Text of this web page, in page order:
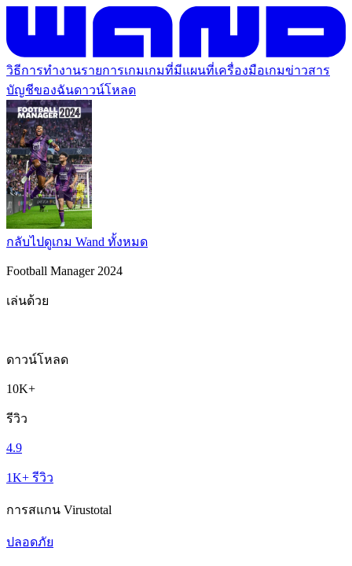
วิธีการทำงานรายการเกมเกมที่มีแผนที่เครื่องมือเกมข่าวสาร
บัญชีของฉันดาวน์โหลด
กลับไปดูเกม Wand ทั้งหมด
Football Manager 2024
เล่นด้วย
ดาวน์โหลด
10K+
รีวิว
4.9
1K+ รีวิว
การสแกน Virustotal
ปลอดภัย